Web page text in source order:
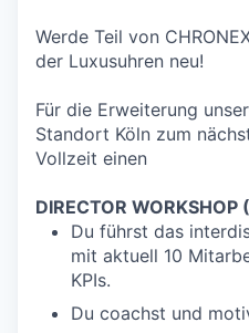
Werde Teil von
der Luxusuhren neu!
Für die Erweiterung
Standort Köln zum
Vollzeit einen
DIRECTOR
Du führst das
mit aktuell 10
KPIs.
Du coachst und